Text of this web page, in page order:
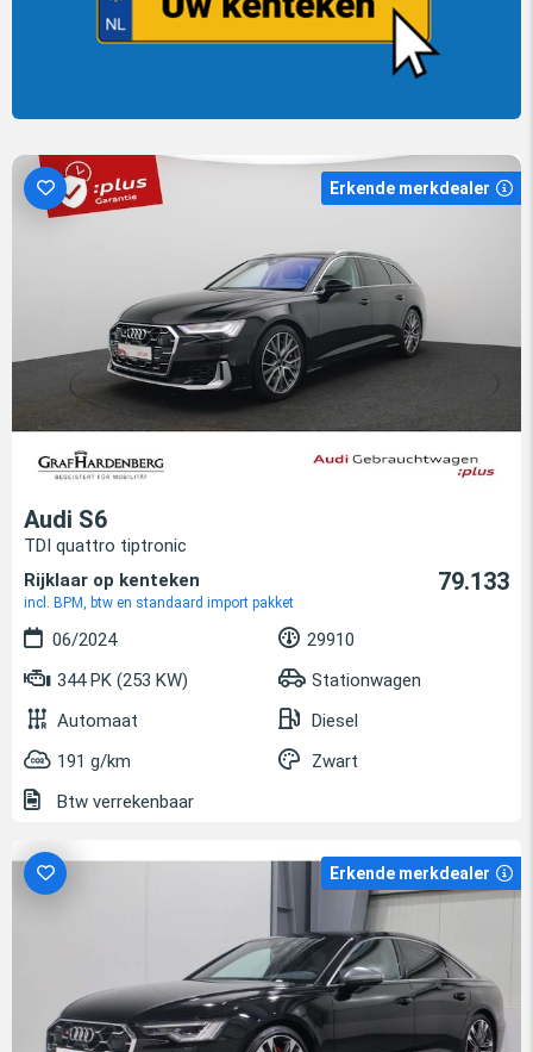
Erkende merkdealer
Audi S6
TDI quattro tiptronic
Rijklaar op kenteken
incl. BPM, btw en standaard import pakket
79.133
06/2024
29910
344 PK (253 KW)
Stationwagen
Automaat
Diesel
191 g/km
Zwart
Btw verrekenbaar
Erkende merkdealer